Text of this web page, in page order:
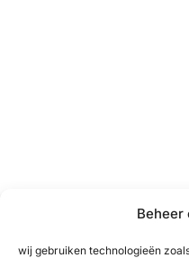
Beheer
wij gebruiken technologieën